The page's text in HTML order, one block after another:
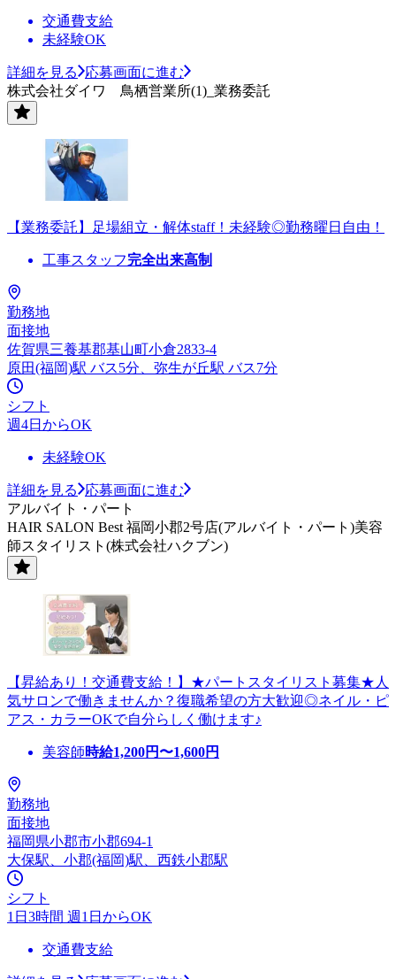
交通費支給
未経験OK
詳細を見る
応募画面に進む
株式会社ダイワ 鳥栖営業所(1)_業務委託
【業務委託】足場組立・解体staff！未経験◎勤務曜日自由！
工事スタッフ完全出来高制
勤務地
面接地
佐賀県三養基郡基山町小倉2833-4
原田(福岡)駅 バス5分、弥生が丘駅 バス7分
シフト
週4日からOK
未経験OK
詳細を見る
応募画面に進む
アルバイト・パート
HAIR SALON Best 福岡小郡2号店(アルバイト・パート)美容
師スタイリスト(株式会社ハクブン)
【昇給あり！交通費支給！】★パートスタイリスト募集★人
気サロンで働きませんか？復職希望の方大歓迎◎ネイル・ピ
アス・カラーOKで自分らしく働けます♪
美容師時給1,200円〜1,600円
勤務地
面接地
福岡県小郡市小郡694-1
大保駅、小郡(福岡)駅、西鉄小郡駅
シフト
1日3時間 週1日からOK
交通費支給